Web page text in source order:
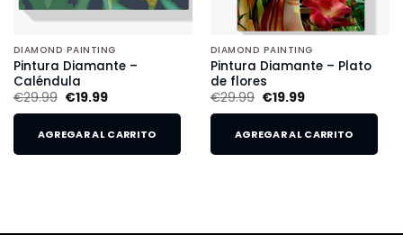
DIAMOND PAINTING
Pintura Diamante –
Caléndula
€29.99 €19.99
AGREGAR AL CARRITO
DIAMOND PAINTING
Pintura Diamante – Plato
de flores
€29.99 €19.99
AGREGAR AL CARRITO